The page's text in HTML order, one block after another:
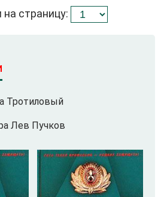
на страницу:
Тротиловый
Лев Пучков